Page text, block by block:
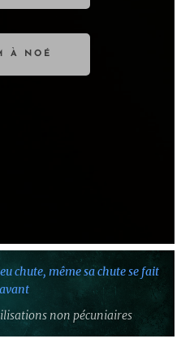
À NOÉ
chute, même sa chute se fait
non pécuniaires